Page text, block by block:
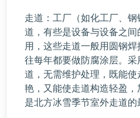
走道：工厂（如化工厂、
道，有些是设备与设备之
用，这些走道一般用圆钢
往每年都要做防腐涂层。采
道，无需维护处理，既能
艳，又能使走道构造轻盈，
是北方冰雪季节室外走道的